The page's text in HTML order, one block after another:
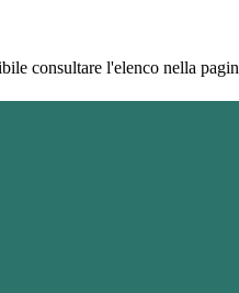
consultare l'elenco nella